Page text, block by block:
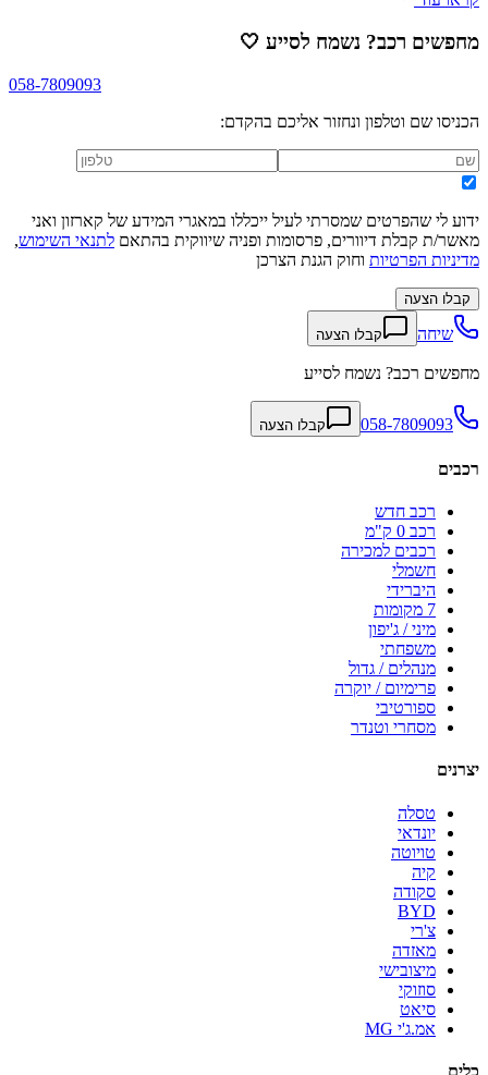
מחפשים רכב? נשמח לסייע 🤍
058-7809093
הכניסו שם וטלפון ונחזור אליכם בהקדם:
ידוע לי שהפרטים שמסרתי לעיל ייכללו במאגרי המידע של קארזון ואני
מאשר/ת קבלת דיוורים, פרסומות ופניה שיווקית בהתאם לתנאי השימוש,
מדיניות הפרטיות וחוק הגנת הצרכן
קבלו הצעה
שיחה קבלו הצעה
מחפשים רכב? נשמח לסייע
058-7809093 קבלו הצעה
רכבים
רכב חדש
רכב 0 ק"מ
רכבים למכירה
חשמלי
היברידי
7 מקומות
מיני / ג'יפון
משפחתי
מנהלים / גדול
פרימיום / יוקרה
ספורטיבי
מסחרי וטנדר
יצרנים
טסלה
יונדאי
טויוטה
קיה
סקודה
BYD
צ'רי
מאזדה
מיצובישי
סוזוקי
סיאט
אמ.ג'י MG
כלים